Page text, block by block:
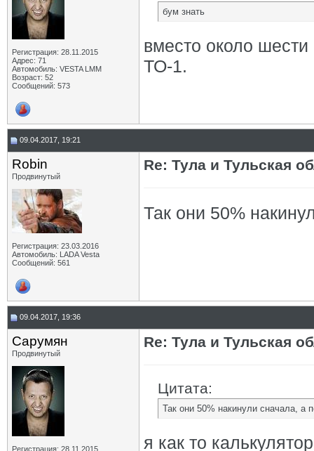
Регистрация: 28.11.2015
Адрес: 71
Автомобиль: VESTA LMM
Возраст: 52
Сообщений: 573
бум знать
вместо около
ТО-1.
09.04.2017, 19:21
Robin
Продвинутый
Регистрация: 23.03.2016
Автомобиль: LADA Vesta
Сообщений: 561
Re: Тула и Тульская
Так они 50%
09.04.2017, 19:36
Сарумян
Продвинутый
Регистрация: 28.11.2015
Re: Тула и Тульская
Цитата:
Так они 50% накинули сначала, а
я как то